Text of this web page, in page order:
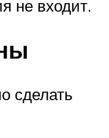
не входит.
сделать